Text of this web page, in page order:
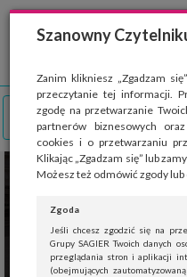
Szanowny
Zanim klikniesz „Zgadzam
przeczytanie tej informacji.
zgodę na przetwarzanie
partnerów biznesowych
cookies i o przetwarzaniu
Klikając „Zgadzam się” lub
Możesz też odmówić zgody
Zgoda
Jeśli chcesz zgodzić się na
Grupy SAGIER Twoich danych
przeglądania stron i aplikacji
(obejmujących
Strona wykorzystuje pliki cookies,
Wyrażając zgodę na używanie
przeglądarki. Przejdź do
polityki